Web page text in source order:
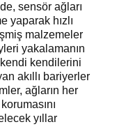
sensör ağları
yaparak hızlı
malzemeler
yakalamanın
kendilerini
akıllı bariyerler
ağların her
yıllar